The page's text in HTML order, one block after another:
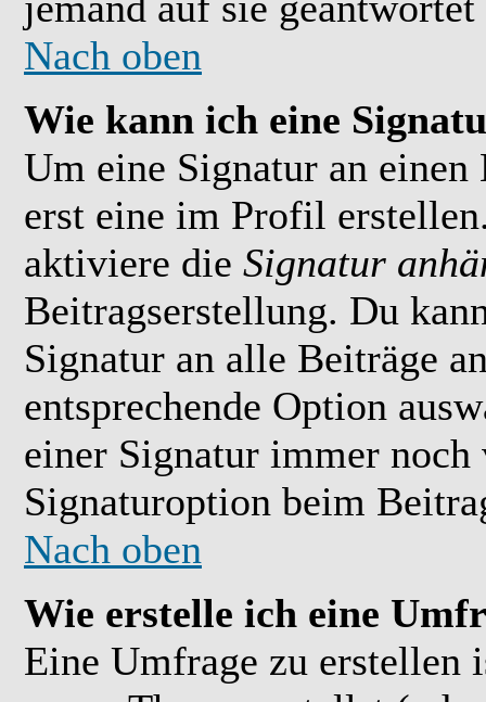
Nach oben
Wie kann ich eine
Um eine Signatur an einen
erst eine im Profil
aktiviere die Signatur
Beitragserstellung. Du
Signatur an alle Beiträge
entsprechende Option
einer Signatur immer
Signaturoption beim
Nach oben
Wie erstelle ich eine
Eine Umfrage zu erstellen